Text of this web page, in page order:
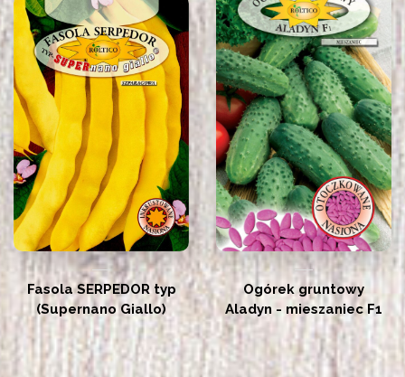
Fasola SERPEDOR typ
(Supernano Giallo)
Ogórek gruntowy
Aladyn - mieszaniec F1